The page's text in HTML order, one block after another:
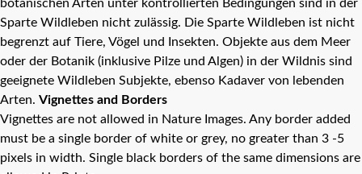
botanischen Arten unter kontrollierten Bedingungen sind in der
Sparte Wildleben nicht zulässig. Die Sparte Wildleben ist nicht
begrenzt auf Tiere, Vögel und Insekten. Objekte aus dem Meer
oder der Botanik (inklusive Pilze und Algen) in der Wildnis sind
geeignete Wildleben Subjekte, ebenso Kadaver von lebenden
Arten. Vignettes and Borders
Vignettes are not allowed in Nature Images. Any border added
must be a single border of white or grey, no greater than 3 -5
pixels in width. Single black borders of the same dimensions are